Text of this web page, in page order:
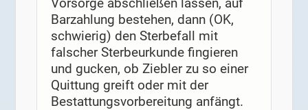
Barzahlung bestehen, dann (OK,
schwierig) den Sterbefall mit
falscher Sterbeurkunde fingieren
und gucken, ob Ziebler zu so einer
Quittung greift oder mit der
Bestattungsvorbereitung anfängt.